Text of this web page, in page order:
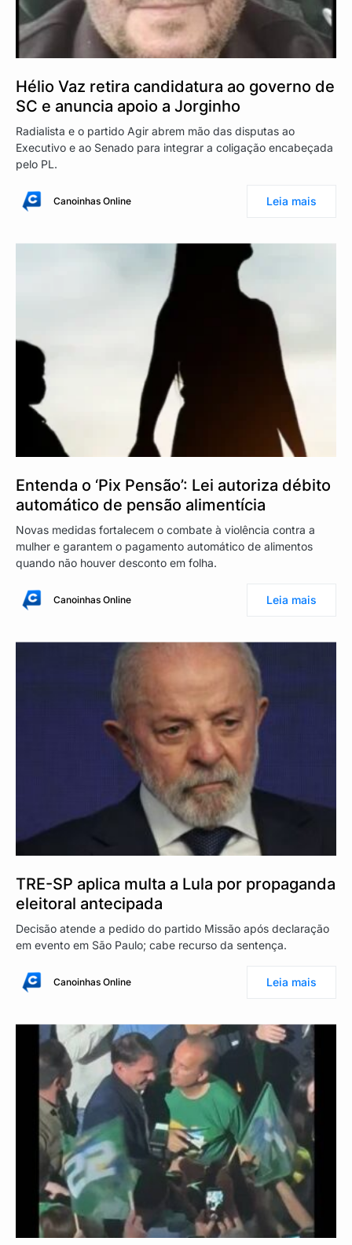
Hélio Vaz retira candidatura ao governo de
SC e anuncia apoio a Jorginho
Radialista e o partido Agir abrem mão das disputas ao
Executivo e ao Senado para integrar a coligação encabeçada
pelo PL.
Canoinhas Online Leia mais
Entenda o ‘Pix Pensão’: Lei autoriza débito
automático de pensão alimentícia
Novas medidas fortalecem o combate à violência contra a
mulher e garantem o pagamento automático de alimentos
quando não houver desconto em folha.
Canoinhas Online Leia mais
TRE-SP aplica multa a Lula por propaganda
eleitoral antecipada
Decisão atende a pedido do partido Missão após declaração
em evento em São Paulo; cabe recurso da sentença.
Canoinhas Online Leia mais